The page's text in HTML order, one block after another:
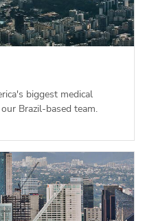
biggest medical
Brazil-based team.